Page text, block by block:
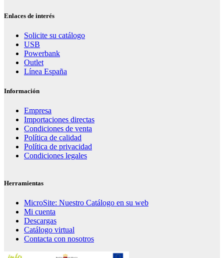
Enlaces de interés
Solicite su catálogo
USB
Powerbank
Outlet
Línea España
Información
Empresa
Importaciones directas
Condiciones de venta
Política de calidad
Política de privacidad
Condiciones legales
Herramientas
MicroSite: Nuestro Catálogo en su web
Mi cuenta
Descargas
Catálogo virtual
Contacta con nosotros